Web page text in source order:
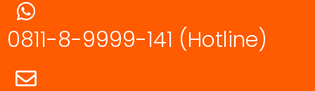
0811-8-9999-141 (Hotline)